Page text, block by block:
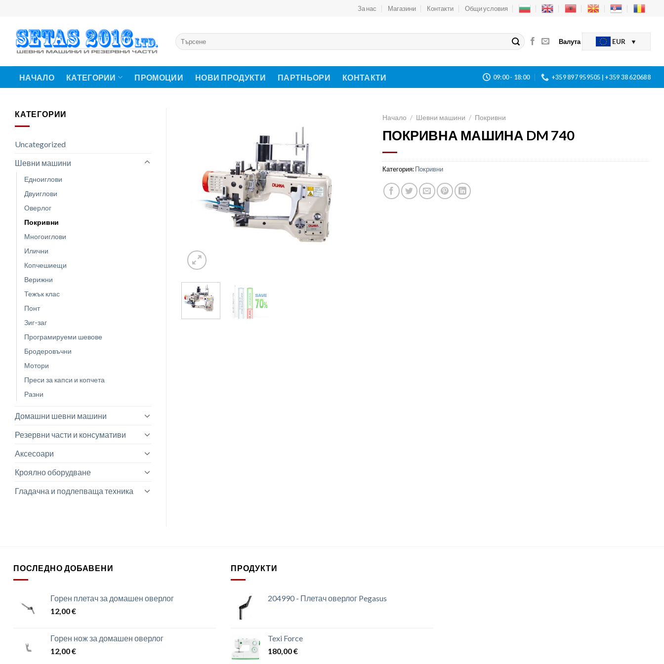
content
За нас Магазини Контакти Общи условия
Търсене
за:
Валута EUR
НАЧАЛО КАТЕГОРИИ ПРОМОЦИИ НОВИ ПРОДУКТИ ПАРТНЬОРИ КОНТАКТИ 09:00 - 18:00 +359 897 959505 | +359 38 620688
КАТЕГОРИИ
Uncategorized
Шевни машини
Едноиглови
Двуиглови
Оверлог
Покривни
Многоиглови
Илични
Копчешиещи
Верижни
Тежък клас
Понт
Зиг-заг
Програмируеми шевове
Бродеровъчни
Мотори
Преси за капси и копчета
Разни
Домашни шевни машини
Резервни части и консумативи
Аксесоари
Кроялно оборудване
Гладачна и подлепваща техника
Начало / Шевни машини / Покривни
ПОКРИВНА МАШИНА DM 740
Категория:Покривни
ПОСЛЕДНО ДОБАВЕНИ
Горен плетач за домашен оверлог
12,00€
Горен нож за домашен оверлог
12,00€
ПРОДУКТИ
204990 - Плетач оверлог Pegasus
Texi Force
180,00€